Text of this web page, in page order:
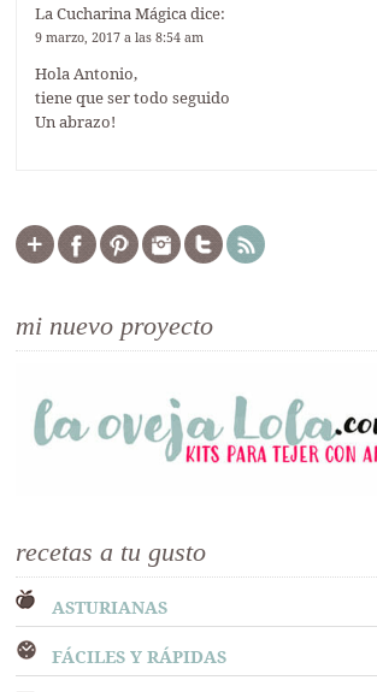
La Cucharina Mágicadice:
9 marzo, 2017 a las 8:54 am
Hola Antonio,
tiene que ser todo seguido
Un abrazo!
mi nuevo proyecto
recetas a tu gusto
ASTURIANAS
FÁCILES Y RÁPIDAS